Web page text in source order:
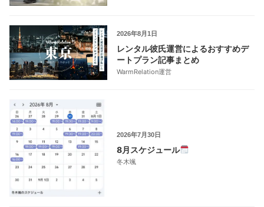
2026年8月1日
レンタル彼氏運営によるおすすめデ
ートプラン記事まとめ
WarmRelation運営
2026年7月30日
8月スケジュール
冬木颯